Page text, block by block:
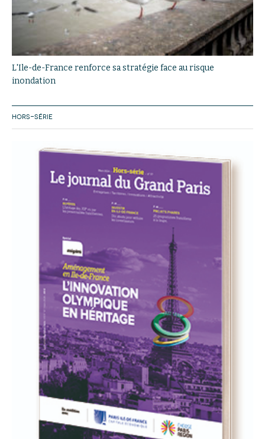
L'Ile-de-France renforce sa stratégie face au risque
inondation
HORS-SÉRIE